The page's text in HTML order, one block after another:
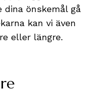
dina önskemål gå
kan vi även
eller längre.